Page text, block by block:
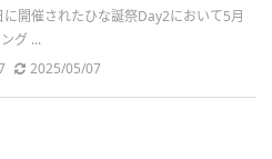
開催されたひな誕祭Day2において5月
グ ...
2025/05/07